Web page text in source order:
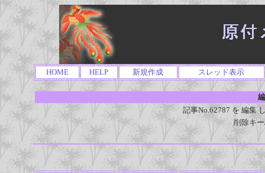
HOME HELP 新規作成 スレッド表示
記事No.62787 を 編集
削除キ